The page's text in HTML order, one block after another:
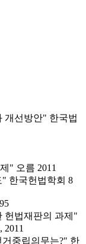
개선방안" 한국법
" 오름 2011
한국헌법학회 8
헌법재판의 과제"
2011
중립의무는?" 한